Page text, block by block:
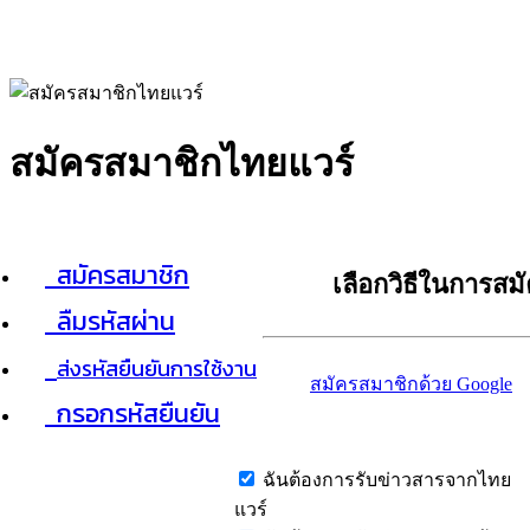
สมัครสมาชิกไทยแวร์
สมัครสมาชิก
ลืมรหัสผ่าน
ส่งรหัสยืนยันการใช้งาน
กรอกรหัสยืนยัน
เลือกวิธีในการส
สมัครสมาชิกด้วย Google
ฉันต้องการรับข่าวสารจากไทย
แวร์